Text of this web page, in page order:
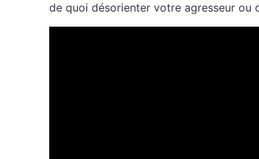
de quoi désorienter votre agresseur ou